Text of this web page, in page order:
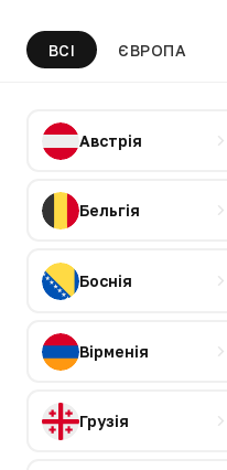
ВСІ ЄВРОПА
Австрія
Бельгія
Боснія
Вірменія
Грузія